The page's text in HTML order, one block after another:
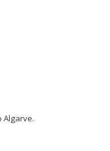
Algarve.